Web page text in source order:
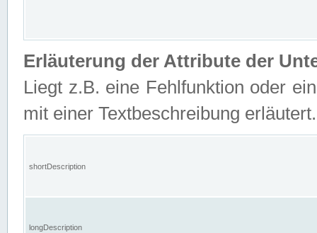
Erläuterung der Attribute der
Liegt z.B. eine Fehlfunktion oder
mit einer Textbeschreibung erläutert.
shortDescription
longDescription